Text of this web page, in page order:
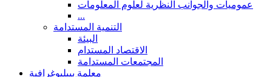
عموميات والجوانب النظرية لعلوم المعلومات
...
التنمية المستدامة
البيئة
الاقتصاد المستدام
المجتمعات المستدامة
معلمة بيبليوغرافية